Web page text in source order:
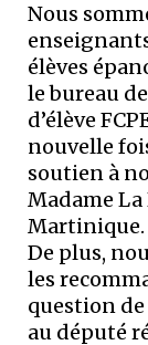
Nous
élèves
le bureau
d’élève
nouvelle
soutien à
Madame La
Martinique.
De plus,
les
question
au député